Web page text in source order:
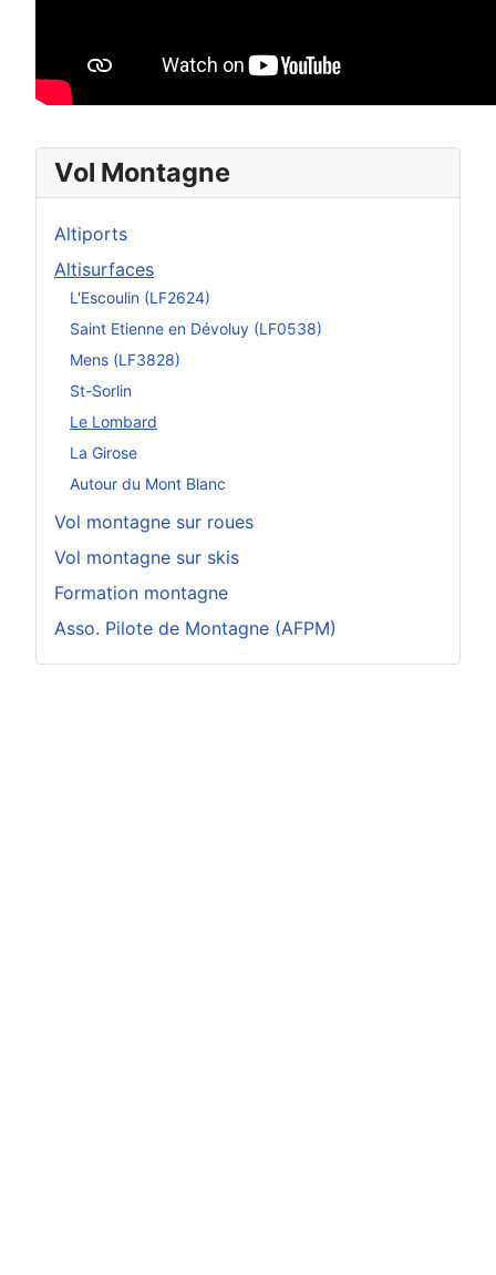
Vol Montagne
Altiports
Altisurfaces
L'Escoulin (LF2624)
Saint Etienne en Dévoluy (LF0538)
Mens (LF3828)
St-Sorlin
Le Lombard
La Girose
Autour du Mont Blanc
Vol montagne sur roues
Vol montagne sur skis
Formation montagne
Asso. Pilote de Montagne (AFPM)